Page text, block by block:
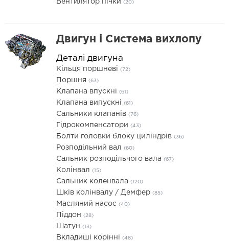
Вентилятор пічки (20)
Двигун і Система вихлопу
Деталі двигуна
Кільця поршневі (72)
Поршня (63)
Клапана впускні (61)
Клапана випускні (61)
Сальники клапанів (76)
Гідрокомпенсатори (43)
Болти головки блоку циліндрів (36)
Розподільний вал (60)
Сальник розподільчого вала (67)
Колінвал (15)
Сальник коленвала (120)
Шків колінвалу / Демфер (85)
Масляний насос (40)
Піддон (28)
Шатун (13)
Вкладиші корінні (48)